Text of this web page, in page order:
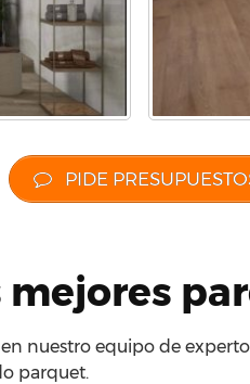
PIDE
mejores
nuestro equipo de
parquet.